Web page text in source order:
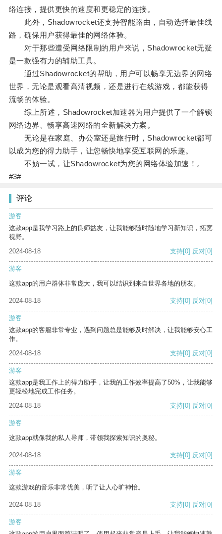
络连接，提供更快的速度和更稳定的连接。
此外，Shadowrocket还支持智能路由，自动选择最佳线
路，确保用户获得最佳的网络体验。
对于那些遭受网络限制的用户来说，Shadowrocket无疑
是一款强有力的辅助工具。
通过Shadowrocket的帮助，用户可以畅享无边界的网络
世界，无论是观看高清视频，还是进行在线游戏，都能获得
流畅的体验。
综上所述，Shadowrocket加速器为用户提供了一个解锁
网络边界、畅享高速网络的全新解决方案。
无论是在家庭、办公室还是旅行时，Shadowrocket都可
以成为您的得力助手，让您畅快地享受互联网的乐趣。
不妨一试，让Shadowrocket为您的网络体验加速！。
#3#
评论
游客
这款app是我学习路上的良师益友，让我能够随时随地学习新知识，拓宽
视野。
2024-08-18
支持[0] 反对[0]
游客
这款app的用户群体非常庞大，我可以结识到来自世界各地的朋友。
2024-08-18 支持[0] 反对[0]
游客
这款app的客服非常专业，遇到问题总是能够及时解决，让我能够安心工
作。
2024-08-18
支持[0] 反对[0]
游客
这款app是我工作上的得力助手，让我的工作效率提高了50%，让我能够
更轻松地完成工作任务。
2024-08-18
支持[0] 反对[0]
游客
这款app就像我的私人导师，带领我探索知识的奥秘。
2024-08-18 支持[0] 反对[0]
游客
这款游戏的音乐非常优美，听了让人心旷神怡。
2024-08-18 支持[0] 反对[0]
游客